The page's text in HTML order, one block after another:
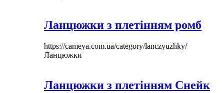
Ланцюжки з плетінням ромб
https://cameya.com.ua/category/lanczyuzhky/
Ланцюжки
Ланцюжки з плетінням Снейк